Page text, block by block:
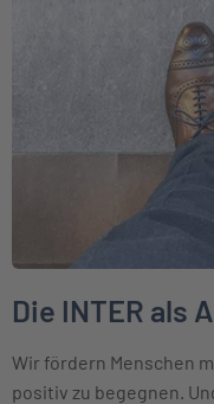
Die INTER als
Wir fördern Menschen
positiv zu begegnen.